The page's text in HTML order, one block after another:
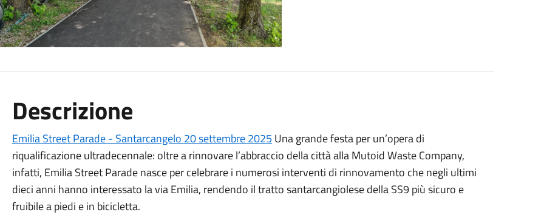
Descrizione
Emilia Street Parade - Santarcangelo 20 settembre 2025 Una grande festa per un’opera di
riqualificazione ultradecennale: oltre a rinnovare l’abbraccio della città alla Mutoid Waste Company,
infatti, Emilia Street Parade nasce per celebrare i numerosi interventi di rinnovamento che negli ultimi
dieci anni hanno interessato la via Emilia, rendendo il tratto santarcangiolese della SS9 più sicuro e
fruibile a piedi e in bicicletta.